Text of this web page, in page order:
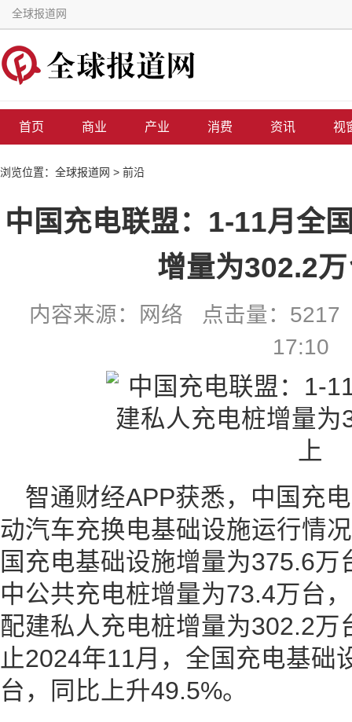
全球报道网
首页 商业 产业 消费 资讯 视
浏览位置： 全球报道网 > 前沿
中国充电联盟：1-11月全
增量为302.2
内容来源：网络 点击量：
17:10
智通财经APP获悉，中国充
动汽车充换电基础设施运行情
国充电基础设施增量为375.6
中公共充电桩增量为73.4万台
配建私人充电桩增量为302.2
止2024年11月，全国充电基础
台，同比上升49.5%。